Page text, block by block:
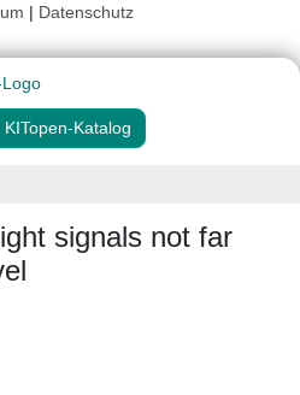
| Datenschutz
Katalog
signals not far